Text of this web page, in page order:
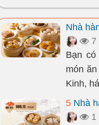
Nhà
7
Bạn
món
Kinh,
5 Nhà
1